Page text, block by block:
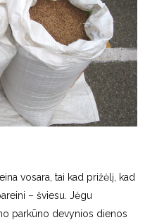
vosara, tai kad prižėlį, kad
– šviesu. Jėgu
parkūno devynios dienos